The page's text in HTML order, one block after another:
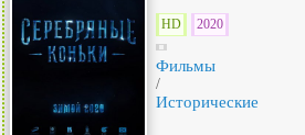
HD 2020
Фильмы
/
Исторические